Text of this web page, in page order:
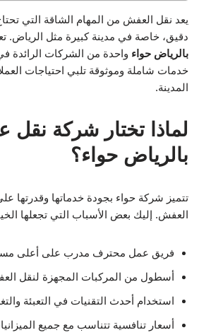
يعد نقل العفش من المهام الشاقة التي
دقيق، خاصة في مدينة كبيرة مثل الرياض.
بالرياض حواء واحدة من الشركات الرائدة
خدمات شاملة وموثوقة تلبي احتياجات
المدينة.
لماذا تختار شركة
بالرياض حواء؟
تتميز شركة حواء بجودة خدماتها وقدرتها
العفش. إليك بعض الأسباب التي تجعلها
فريق عمل محترف مدرب على أعلى
أسطول من المركبات المجهزة لنقل
استخدام أحدث التقنيات في التعبئة
أسعار تنافسية تتناسب مع جميع